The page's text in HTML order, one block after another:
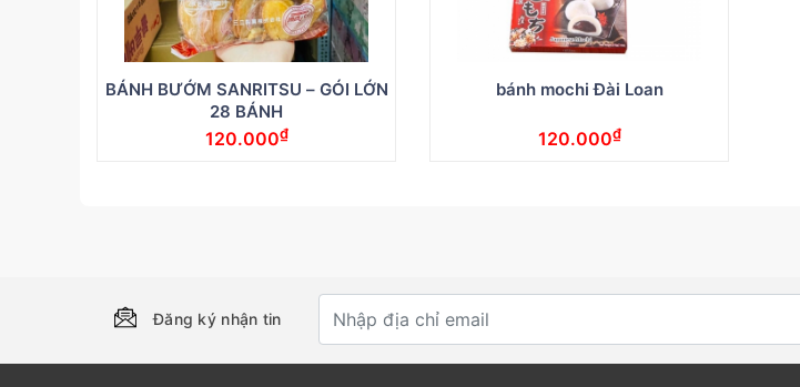
BÁNH BƯỚM SANRITSU – GÓI LỚN
28 BÁNH
120.000₫
bánh mochi Đài Loan
120.000₫
Đăng ký nhận tin